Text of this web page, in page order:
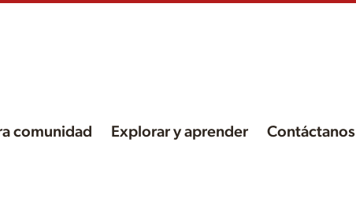
comunidad Explorar y aprender Contáctanos